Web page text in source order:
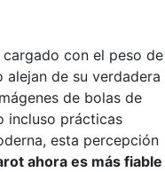
con el peso de
de su verdadera
de bolas de
incluso prácticas
esta percepción
ahora es más fiable